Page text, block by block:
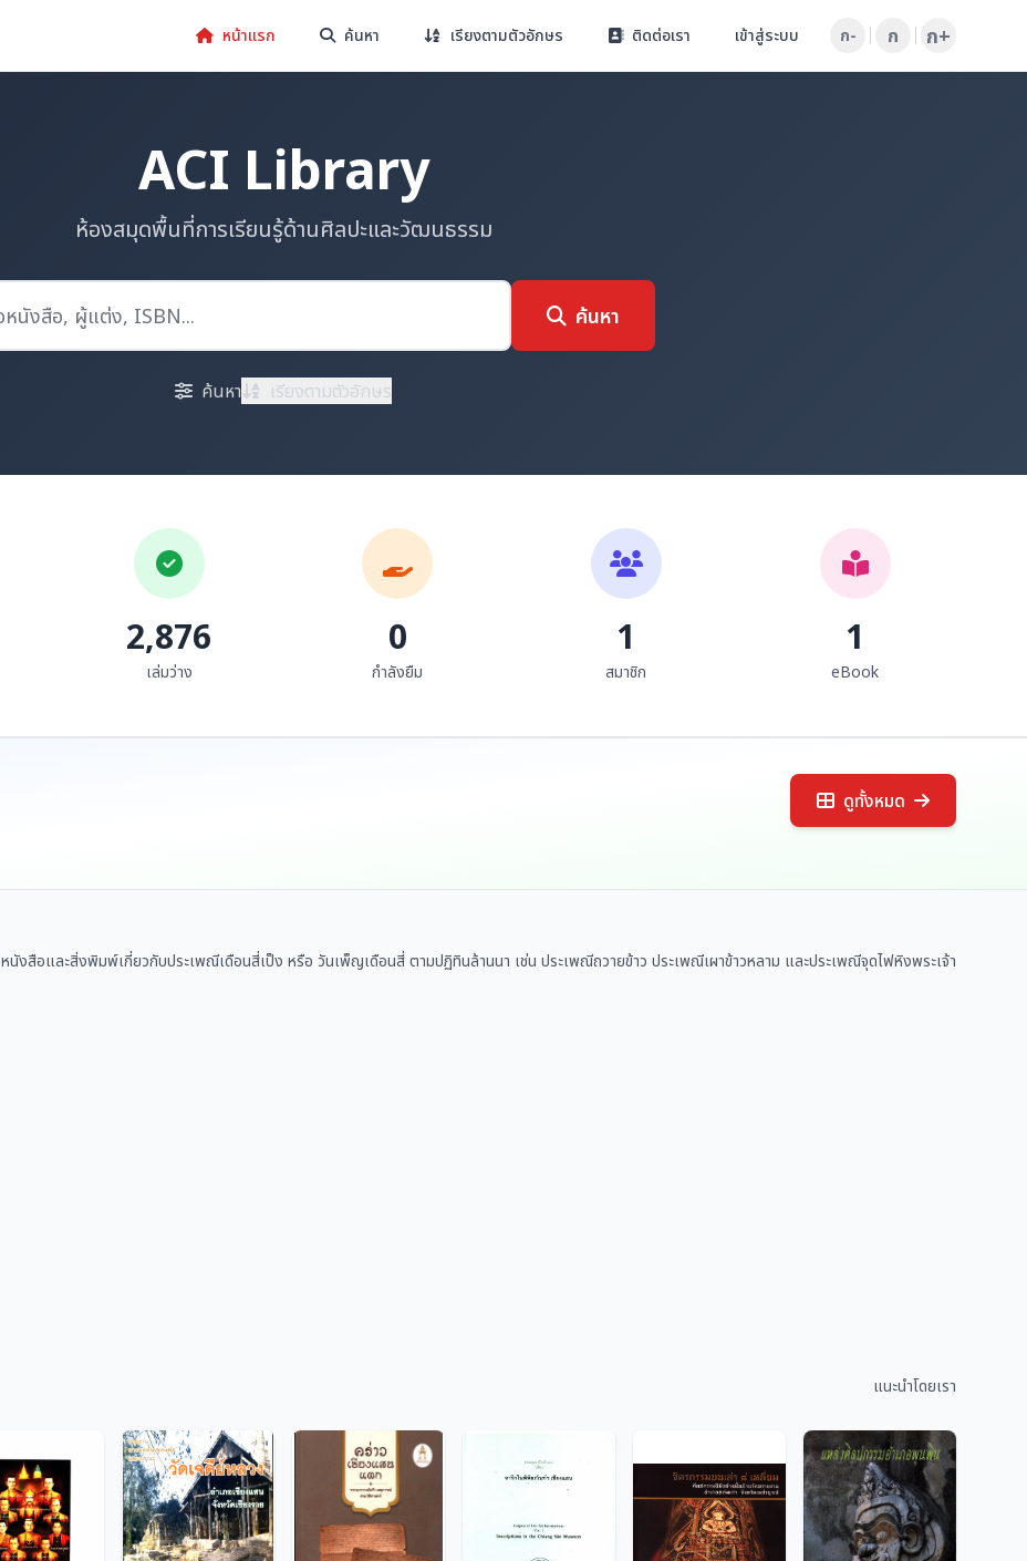
หน้าแรก ค้นหา เรียงตามตัวอักษร ติดต่อเรา เข้าสู่ระบบ ก- ก ก+
ACI Library
ห้องสมุดพื้นที่การเรียนรู้ด้านศิลปะและวัฒนธรรม
ค้นหา
ค้นหา เรียงตามตัวอักษร
2,876
เล่มว่าง
0
กำลังยืม
1
สมาชิก
1
eBook
ดูทั้งหมด
หนังสือและสิ่งพิมพ์เกี่ยวกับประเพณีเดือนสี่เป็ง หรือ วันเพ็ญเดือนสี่ ตามปฏิทินล้านนา เช่น ประเพณีถวายข้าว ประเพณีเผาข้าวหลาม และประเพณีจุดไฟหิงพระเจ้า
แนะนำโดยเรา